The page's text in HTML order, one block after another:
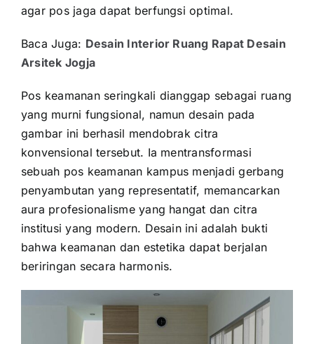
agar pos jaga dapat berfungsi optimal.
Baca Juga: Desain Interior Ruang Rapat Desain
Arsitek Jogja
Pos keamanan seringkali dianggap sebagai ruang
yang murni fungsional, namun desain pada
gambar ini berhasil mendobrak citra
konvensional tersebut. Ia mentransformasi
sebuah pos keamanan kampus menjadi gerbang
penyambutan yang representatif, memancarkan
aura profesionalisme yang hangat dan citra
institusi yang modern. Desain ini adalah bukti
bahwa keamanan dan estetika dapat berjalan
beriringan secara harmonis.